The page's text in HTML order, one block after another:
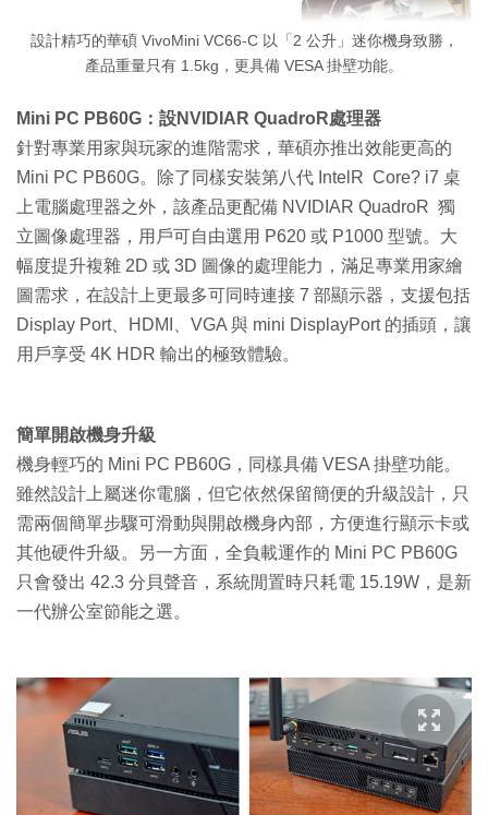
設計精巧的華碩 VivoMini VC66-C 以「2 公升」迷你機身致勝，
產品重量只有 1.5kg，更具備 VESA 掛壁功能。
Mini PC PB60G：設NVIDIAR QuadroR處理器
針對專業用家與玩家的進階需求，華碩亦推出效能更高的
Mini PC PB60G。除了同樣安裝第八代 IntelR Core? i7 桌
上電腦處理器之外，該產品更配備 NVIDIAR QuadroR 獨
立圖像處理器，用戶可自由選用 P620 或 P1000 型號。大
幅度提升複雜 2D 或 3D 圖像的處理能力，滿足專業用家繪
圖需求，在設計上更最多可同時連接 7 部顯示器，支援包括
Display Port、HDMI、VGA 與 mini DisplayPort 的插頭，讓
用戶享受 4K HDR 輸出的極致體驗。
簡單開啟機身升級
機身輕巧的 Mini PC PB60G，同樣具備 VESA 掛壁功能。
雖然設計上屬迷你電腦，但它依然保留簡便的升級設計，只
需兩個簡單步驟可滑動與開啟機身內部，方便進行顯示卡或
其他硬件升級。另一方面，全負載運作的 Mini PC PB60G
只會發出 42.3 分貝聲音，系統閒置時只耗電 15.19W，是新
一代辦公室節能之選。